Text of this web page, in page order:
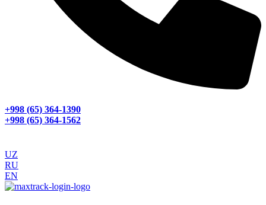
+998 (65) 364-1390
+998 (65) 364-1562
UZ
RU
EN